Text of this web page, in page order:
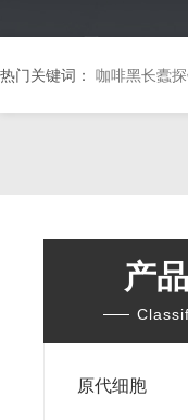
热门关键词： 咖啡黑长蠹
产
原代细胞